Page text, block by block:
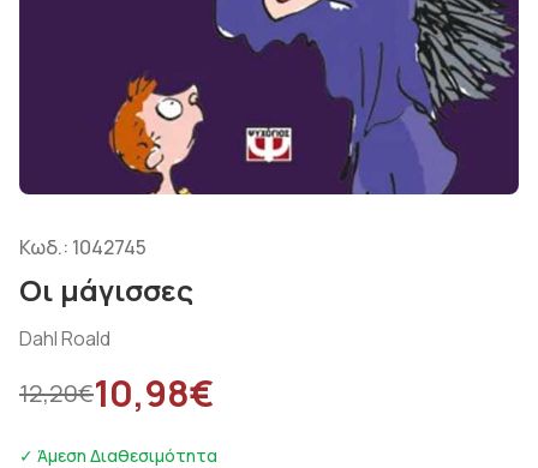
Κωδ.: 1042745
Οι μάγισσες
Dahl Roald
12,20€10,98€
✓ Άμεση Διαθεσιμότητα